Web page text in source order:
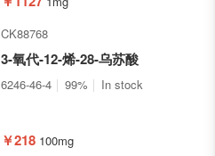
CK88768
3-氧代-12-烯-28-乌苏酸
6246-46-4 99% In stock
￥218 100mg